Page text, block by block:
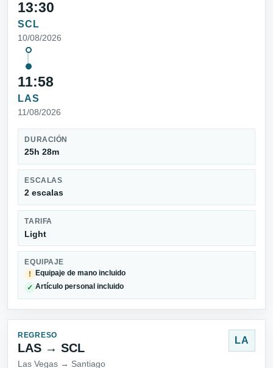
13:30
SCL
10/08/2026
11:58
LAS
11/08/2026
DURACIÓN
25h 28m
ESCALAS
2 escalas
TARIFA
Light
EQUIPAJE
!
Equipaje de mano incluido
✓ Artículo personal incluido
REGRESO
LAS → SCL
Las Vegas → Santiago
LA